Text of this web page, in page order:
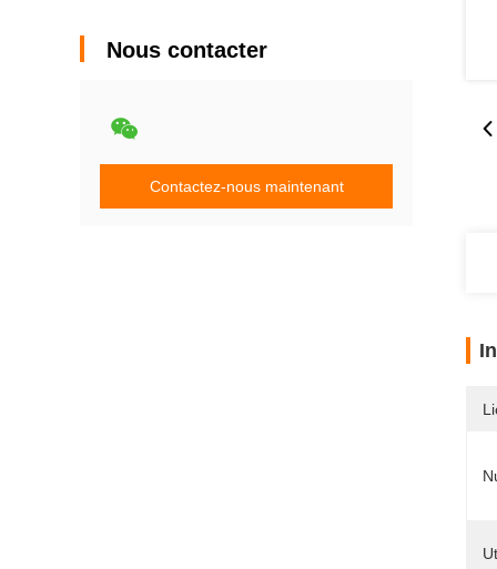
Nous contacter
Contactez-nous maintenant